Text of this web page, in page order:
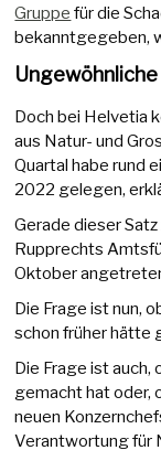
Gruppe für die
bekanntgegeben,
Doch bei Helvetia
aus Natur- und
Quartal habe rund
2022 gelegen,
Gerade dieser
Rupprechts
Oktober
Die Frage ist nun,
schon früher hätte
Die Frage ist
gemacht hat oder,
neuen
Verantwortung für